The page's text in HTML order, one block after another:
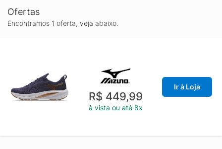
Ofertas
Encontramos 1 oferta, veja abaixo.
R$ 449,99
à vista ou até 8x
Ir à Loja